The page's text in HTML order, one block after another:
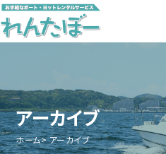
アーカイブ
ホーム アーカイブ